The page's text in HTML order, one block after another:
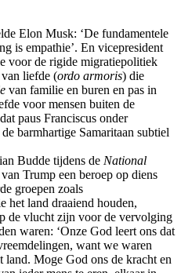
Elon Musk: ‘De fundamentele
is empathie’. En vicepresident
voor de rigide migratiepolitiek
liefde (ordo armoris) die
van familie en buren en pas in
voor mensen buiten de
paus Franciscus onder
barmhartige Samaritaan subtiel
Budde tijdens de National
Trump een beroep op diens
groepen zoals
het land draaiend houden,
de vlucht zijn voor de vervolging
waren: ‘Onze God leert ons dat
want we waren
Moge God ons de kracht en